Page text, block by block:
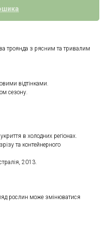
троянда з рясним та тривалим
відтінками.
сезону.
в холодних регіонах.
та контейнерного
2013.
рослин може змінюватися